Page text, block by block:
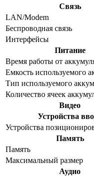
Связь
LAN/Modem
Беспроводная связь
Интерфейсы
Питание
Время работы от
Емкость используемого
Тип используемого
Количество ячеек
Видео
Устройства
Устройства
Память
Память
Максимальный размер
Аудио